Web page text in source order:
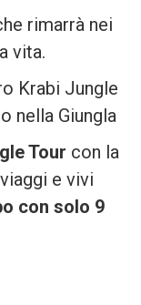
rimarrà nei
vita.
Krabi Jungle
nella Giungla
Tour con la
e vivi
con solo 9